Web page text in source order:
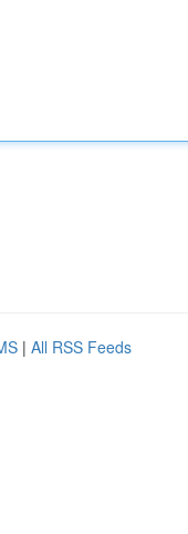
| All RSS Feeds